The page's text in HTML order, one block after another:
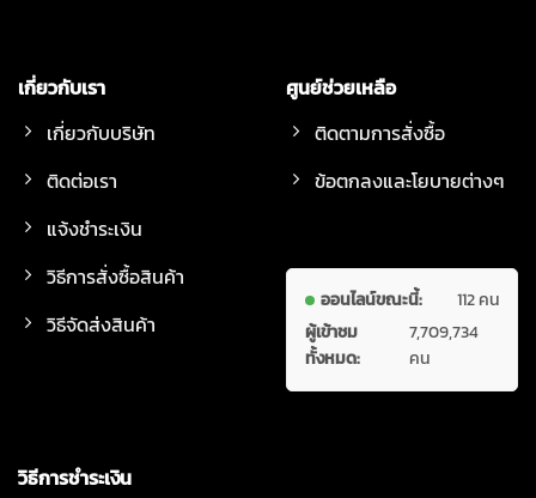
เกี่ยวกับเรา
เกี่ยวกับบริษัท
ติดต่อเรา
แจ้งชำระเงิน
วิธีการสั่งซื้อสินค้า
วิธีจัดส่งสินค้า
ศูนย์ช่วยเหลือ
ติดตามการสั่งซื้อ
ข้อตกลงและโยบายต่างๆ
ออนไลน์ขณะนี้:
112 คน
ผู้เข้าชม
ทั้งหมด:
7,709,734
คน
วิธีการชำระเงิน